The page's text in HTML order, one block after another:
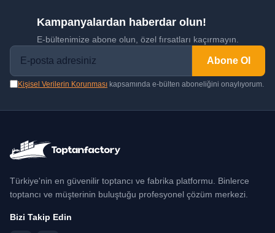
Kampanyalardan haberdar olun!
E-bültenimize abone olun, özel fırsatları kaçırmayın.
Abone Ol
Kişisel Verilerin Korunması kapsamında e-bülten aboneliğini onaylıyorum.
Türkiye'nin en güvenilir toptancı ve fabrika platformu. Binlerce
toptancı ve müşterinin buluştuğu profesyonel çözüm merkezi.
Bizi Takip Edin